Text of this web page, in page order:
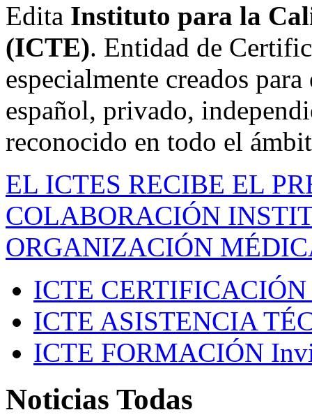
Edita Instituto para la
(ICTE). Entidad de
especialmente creados
español, privado,
reconocido en todo el
EL ICTES RECIBE EL
COLABORACIÓN
ORGANIZACIÓN
ICTE CERTIFICACIÓN
ICTE ASISTENCIA
ICTE FORMACIÓN
Noticias Todas